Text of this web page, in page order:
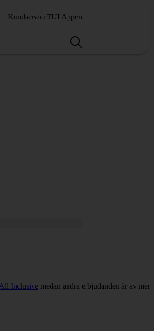
KundserviceTUI Appen
All Inclusive medan andra erbjudanden är av mer